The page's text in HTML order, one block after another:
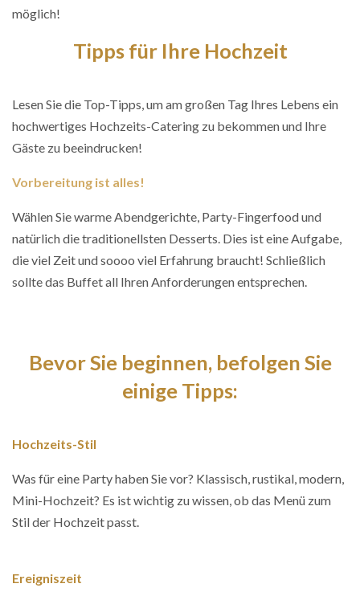
möglich!
Tipps für Ihre Hochzeit
Lesen Sie die Top-Tipps, um am großen Tag Ihres Lebens ein
hochwertiges Hochzeits-Catering zu bekommen und Ihre
Gäste zu beeindrucken!
Vorbereitung ist alles!
Wählen Sie warme Abendgerichte, Party-Fingerfood und
natürlich die traditionellsten Desserts. Dies ist eine Aufgabe,
die viel Zeit und soooo viel Erfahrung braucht! Schließlich
sollte das Buffet all Ihren Anforderungen entsprechen.
Bevor Sie beginnen, befolgen Sie
einige Tipps:
Hochzeits-Stil
Was für eine Party haben Sie vor? Klassisch, rustikal, modern,
Mini-Hochzeit? Es ist wichtig zu wissen, ob das Menü zum
Stil der Hochzeit passt.
Ereigniszeit